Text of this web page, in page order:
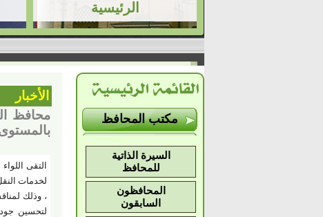
مكتب المحافظ
السيرة الذاتية
للمحافظ
المحافظون
السابقون
الأخبار
محافظ
التقى
لخدمات
، وذلك
لتحسين